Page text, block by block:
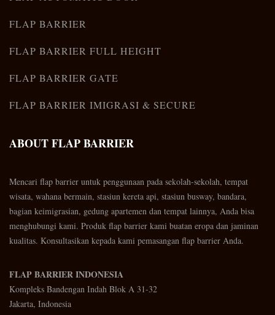
FLAP BARRIER
FLAP BARRIER FULL HEIGHT
FLAP BARRIER GATE
FLAP BARRIER IMIGRASI & SECURE
ABOUT FLAP BARRIER
Mencari flap barrier untuk penggunaan pada sekolah-sekolah, tempat
wisata, wahana bermain, stasiun kereta api, stasiun busway, bandara,
bagian keimigrasian, gedung apartemen dan tempat lainnya, Anda bisa
menghubungi kami. Produk flap barrier kami buatan eropa dan jaminan
kualitas. Konsultasikan kepada kami pemasangan flap barrier Anda.
FLAP BARRIER INDONESIA
Kompleks Bandengan Indah Blok A 31-32
Jakarta, Indonesia